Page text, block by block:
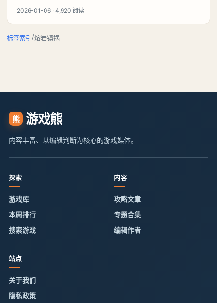
2026-01-06 · 4,920 阅读
标签索引/熔岩镇祸
熊 游戏熊
内容丰富、以编辑判断为核心的游戏媒体。
探索
游戏库
本周排行
搜索游戏
内容
攻略文章
专题合集
编辑作者
站点
关于我们
隐私政策